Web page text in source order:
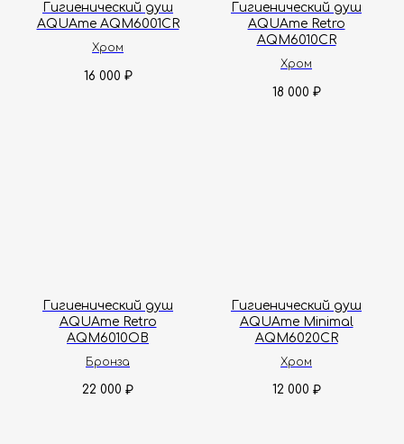
Гигиенический душ
AQUAme AQM6001CR
Хром
16 000 ₽
Гигиенический душ
AQUAme Retro
AQM6010CR
Хром
18 000 ₽
Гигиенический душ
AQUAme Retro
AQM6010OB
Бронза
22 000 ₽
Гигиенический душ
AQUAme Minimal
AQM6020CR
Хром
12 000 ₽